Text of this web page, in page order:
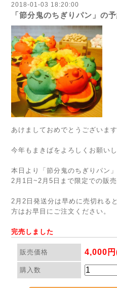
2018-01-03 18:20:00
「節分鬼のちぎりパン」の
あけましておめでとうございます
今年もまきばをよろしくお願いし
本日より「節分鬼のちぎりパン
2月1日~2月5日まで限定での販売
2月2日発送分は早めに売切れる
方はお早目にご注文ください。
完売しました
販売価格 4,000
購入数